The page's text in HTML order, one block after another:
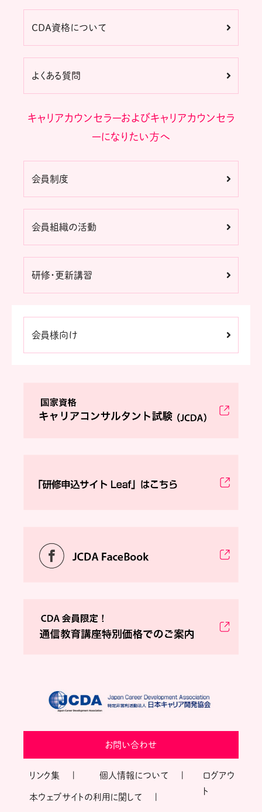
CDA資格について
よくある質問
キャリアカウンセラーおよびキャリアカウンセラ
ーになりたい方へ
会員制度
会員組織の活動
研修・更新講習
会員様向け
お問い合わせ
リンク集 個人情報について
本ウェブサイトの利用に関して
ログアウ
ト